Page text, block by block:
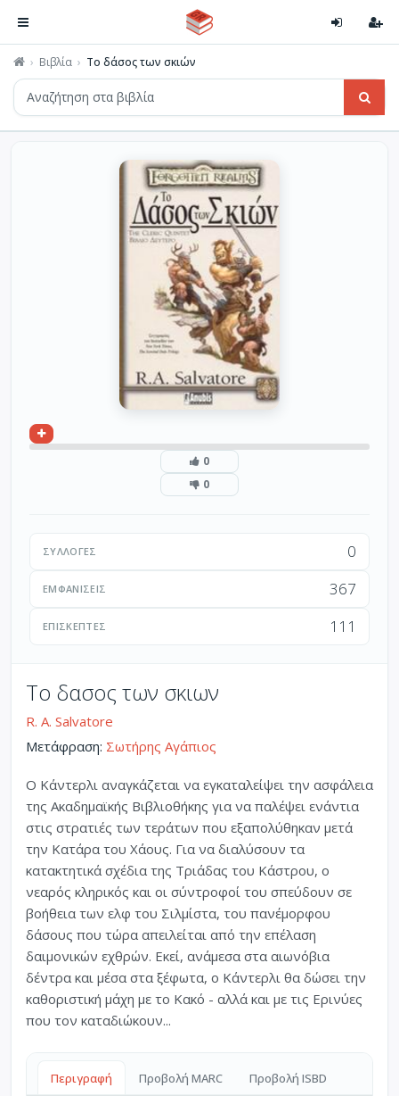
Βιβλία Το δάσος των σκιών
0
0
ΣΥΛΛΟΓΈΣ 0
ΕΜΦΑΝΊΣΕΙΣ 367
ΕΠΙΣΚΈΠΤΕΣ 111
Το δασος των σκιων
R. A. Salvatore
Μετάφραση: Σωτήρης Αγάπιος
Ο Κάντερλι αναγκάζεται να εγκαταλείψει την ασφάλεια
της Ακαδημαϊκής Βιβλιοθήκης για να παλέψει ενάντια
στις στρατιές των τεράτων που εξαπολύθηκαν μετά
την Κατάρα του Χάους. Για να διαλύσουν τα
κατακτητικά σχέδια της Τριάδας του Κάστρου, ο
νεαρός κληρικός και οι σύντροφοί του σπεύδουν σε
βοήθεια των ελφ του Σιλμίστα, του πανέμορφου
δάσους που τώρα απειλείται από την επέλαση
δαιμονικών εχθρών. Εκεί, ανάμεσα στα αιωνόβια
δέντρα και μέσα στα ξέφωτα, ο Κάντερλι θα δώσει την
καθοριστική μάχη με το Κακό - αλλά και με τις Ερινύες
που τον καταδιώκουν...
Περιγραφή Προβολή MARC Προβολή ISBD